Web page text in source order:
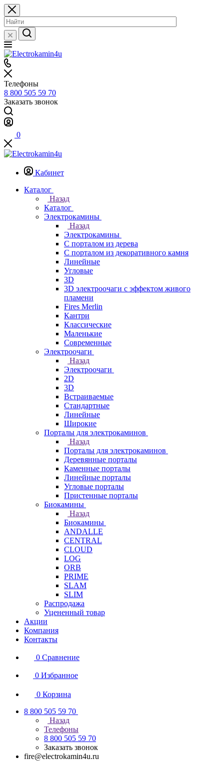
Телефоны
8 800 505 59 70
Заказать звонок
0
Кабинет
Каталог
Назад
Каталог
Электрокамины
Назад
Электрокамины
С порталом из дерева
С порталом из декоративного камня
Линейные
Угловые
3D
3D электроочаги с эффектом живого
пламени
Fires Merlin
Кантри
Классические
Маленькие
Современные
Электроочаги
Назад
Электроочаги
2D
3D
Встраиваемые
Стандартные
Линейные
Широкие
Порталы для электрокаминов
Назад
Порталы для электрокаминов
Деревянные порталы
Каменные порталы
Линейные порталы
Угловые порталы
Пристенные порталы
Биокамины
Назад
Биокамины
ANDALLE
CENTRAL
CLOUD
LOG
ORB
PRIME
SLAM
SLIM
Распродажа
Уцененный товар
Акции
Компания
Контакты
0 Сравнение
0 Избранное
0 Корзина
8 800 505 59 70
Назад
Телефоны
8 800 505 59 70
Заказать звонок
fire@electrokamin4u.ru